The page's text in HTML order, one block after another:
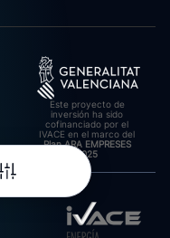
Este proyecto de
inversión ha sido
cofinanciado por el
IVACE en el marco del
Plan ARA EMPRESES
2025